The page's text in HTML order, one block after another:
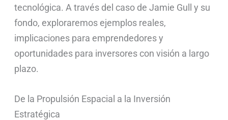
tecnológica. A través del caso de Jamie Gull y su
fondo, exploraremos ejemplos reales,
implicaciones para emprendedores y
oportunidades para inversores con visión a largo
plazo.
De la Propulsión Espacial a la Inversión
Estratégica